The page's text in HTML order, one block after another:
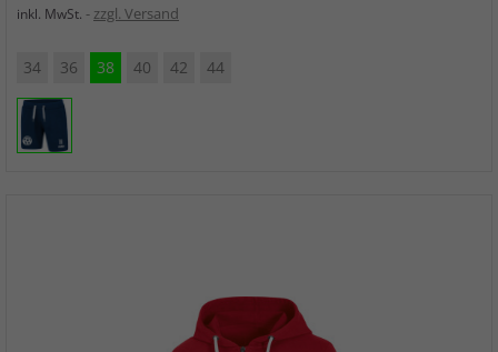
inkl. MwSt. zzgl. Versand
34 36 38 40 42 44